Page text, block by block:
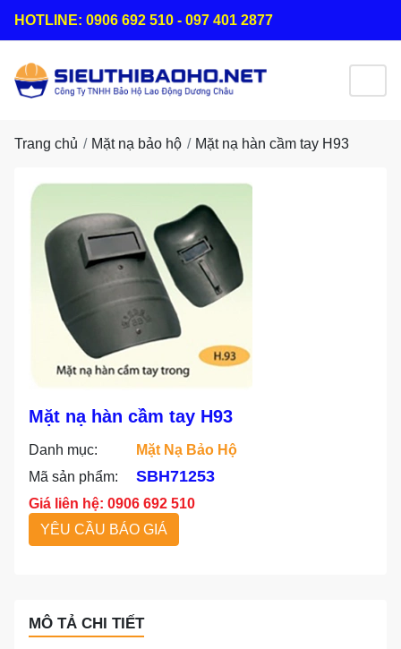
HOTLINE: 0906 692 510 - 097 401 2877
Trang chủ Mặt nạ bảo hộ Mặt nạ hàn cầm tay H93
Mặt nạ hàn cầm tay H93
Danh mục:
Mặt Nạ Bảo Hộ
Mã sản phẩm:
SBH71253
Giá liên hệ: 0906 692 510
YÊU CẦU BÁO GIÁ
MÔ TẢ CHI TIẾT